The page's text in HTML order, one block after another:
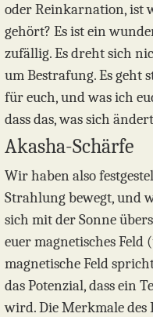
oder Reinkarnation, ist
gehört? Es ist ein
zufällig. Es dreht sich
um Bestrafung. Es geht
für euch, und was ich
dass das, was sich
Akasha-Schärfe
Wir haben also
Strahlung bewegt, und
sich mit der Sonne
euer magnetisches
magnetische Feld
das Potenzial, dass ein
wird. Die Merkmale des